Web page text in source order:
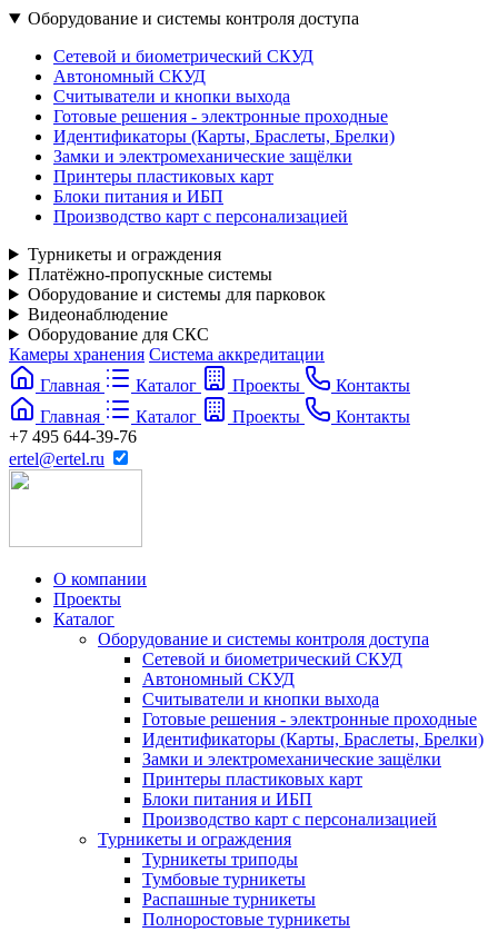
Оборудование и системы контроля доступа
Сетевой и биометрический СКУД
Автономный СКУД
Считыватели и кнопки выхода
Готовые решения - электронные проходные
Идентификаторы (Карты, Браслеты, Брелки)
Замки и электромеханические защёлки
Принтеры пластиковых карт
Блоки питания и ИБП
Производство карт с персонализацией
Турникеты и ограждения
Платёжно-пропускные системы
Оборудование и системы для парковок
Видеонаблюдение
Оборудование для СКС
Камеры хранения Система аккредитации
Главная
Каталог Проекты
Контакты
Главная
Каталог Проекты
Контакты
+7 495 644-39-76
ertel@ertel.ru
О компании
Проекты
Каталог
Оборудование и системы контроля доступа
Сетевой и биометрический СКУД
Автономный СКУД
Считыватели и кнопки выхода
Готовые решения - электронные проходные
Идентификаторы (Карты, Браслеты, Брелки)
Замки и электромеханические защёлки
Принтеры пластиковых карт
Блоки питания и ИБП
Производство карт с персонализацией
Турникеты и ограждения
Турникеты триподы
Тумбовые турникеты
Распашные турникеты
Полноростовые турникеты